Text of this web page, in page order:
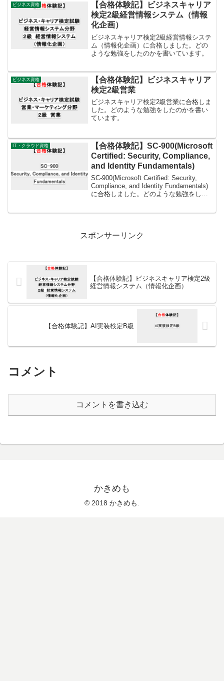
ビジネス資格
【合格体験記】ビジネスキャリア
検定2級経営情報システム（情報
化企画）
ビジネスキャリア検定2級経営情報システ
ム（情報化企画）に合格しました。どの
ような勉強をしたのかを書いています。
ビジネス資格
【合格体験記】ビジネスキャリア
検定2級営業
ビジネスキャリア検定2級営業に合格しま
した。どのような勉強をしたのかを書い
ています。
IT・クラウド資格
【合格体験記】SC-900(Microsoft
Certified: Security, Compliance,
and Identity Fundamentals)
SC-900(Microsoft Certified: Security,
Compliance, and Identity Fundamentals)
に合格しました。どのような勉強をした
スポンサーリンク
【合格体験記】ビジネスキャリア検定2級
経営情報システム（情報化企画）
【合格体験記】AI実装検定B級
コメント
コメントを書き込む
かきめも
© 2018 かきめも.